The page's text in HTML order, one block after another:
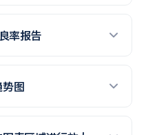
率报告
图